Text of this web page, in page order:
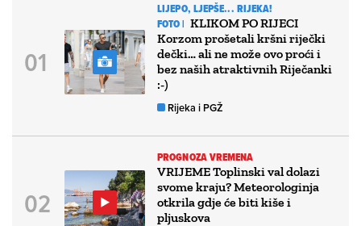
LIJEPO, LJEPŠE... RIJEKA!
FOTO | KLIKOM PO RIJECI
Korzom prošetali kršni riječki
dečki… ali ne može ovo proći i
bez naših atraktivnih Riječanki
:-)
Rijeka i PGŽ
PROGNOZA VREMENA
VRIJEME Toplinski val dolazi
svome kraju? Meteorologinja
otkrila gdje će biti kiše i
pljuskova